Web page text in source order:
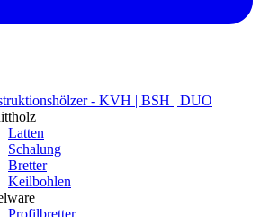
- KVH | BSH | DUO
Latten
Schalung
Bretter
Keilbohlen
Profilbretter